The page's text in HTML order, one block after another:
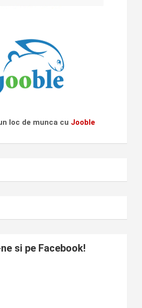
loc de munca cu Jooble
si pe Facebook!